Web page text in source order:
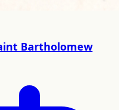
Bartholomew